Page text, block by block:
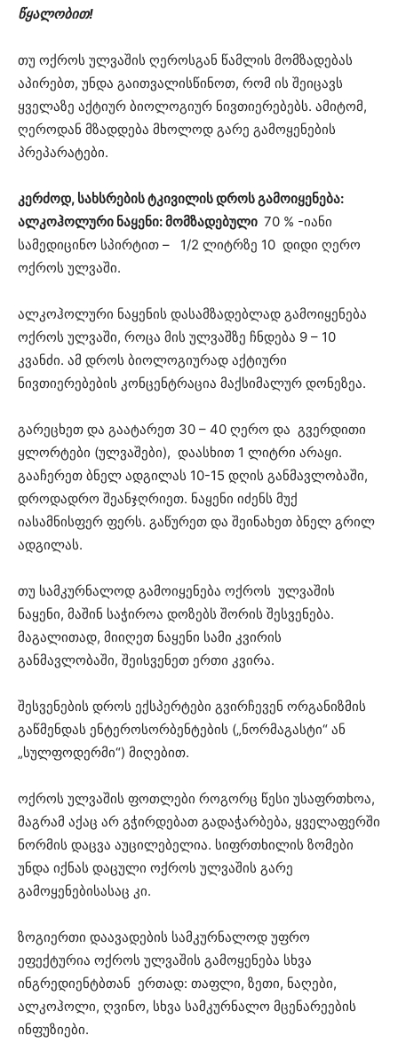
წყალობით!
თუ ოქროს ულვაშის ღეროსგან წამლის მომზადებას
აპირებთ, უნდა გაითვალისწინოთ, რომ ის შეიცავს
ყველაზე აქტიურ ბიოლოგიურ ნივთიერებებს. ამიტომ,
ღეროდან მზადდება მხოლოდ გარე გამოყენების
პრეპარატები.
კერძოდ, სახსრების ტკივილის დროს გამოიყენება:
ალკოჰოლური ნაყენი: მომზადებული 70 % -იანი
სამედიცინო სპირტით – 1/2 ლიტრზე 10 დიდი ღერო
ოქროს ულვაში.
ალკოჰოლური ნაყენის დასამზადებლად გამოიყენება
ოქროს ულვაში, როცა მის ულვაშზე ჩნდება 9 – 10
კვანძი. ამ დროს ბიოლოგიურად აქტიური
ნივთიერებების კონცენტრაცია მაქსიმალურ დონეზეა.
გარეცხეთ და გაატარეთ 30 – 40 ღერო და გვერდითი
ყლორტები (ულვაშები), დაასხით 1 ლიტრი არაყი.
გააჩერეთ ბნელ ადგილას 10-15 დღის განმავლობაში,
დროდადრო შეანჯღრიეთ. ნაყენი იძენს მუქ
იასამნისფერ ფერს. გაწურეთ და შეინახეთ ბნელ გრილ
ადგილას.
თუ სამკურნალოდ გამოიყენება ოქროს ულვაშის
ნაყენი, მაშინ საჭიროა დოზებს შორის შესვენება.
მაგალითად, მიიღეთ ნაყენი სამი კვირის
განმავლობაში, შეისვენეთ ერთი კვირა.
შესვენების დროს ექსპერტები გვირჩევენ ორგანიზმის
გაწმენდას ენტეროსორბენტების („ნორმაგასტი“ ან
„სულფოდერმი“) მიღებით.
ოქროს ულვაშის ფოთლები როგორც წესი უსაფრთხოა,
მაგრამ აქაც არ გჭირდებათ გადაჭარბება, ყველაფერში
ნორმის დაცვა აუცილებელია. სიფრთხილის ზომები
უნდა იქნას დაცული ოქროს ულვაშის გარე
გამოყენებისასაც კი.
ზოგიერთი დაავადების სამკურნალოდ უფრო
ეფექტურია ოქროს ულვაშის გამოყენება სხვა
ინგრედიენტბთან ერთად: თაფლი, ზეთი, ნაღები,
ალკოჰოლი, ღვინო, სხვა სამკურნალო მცენარეების
ინფუზიები.